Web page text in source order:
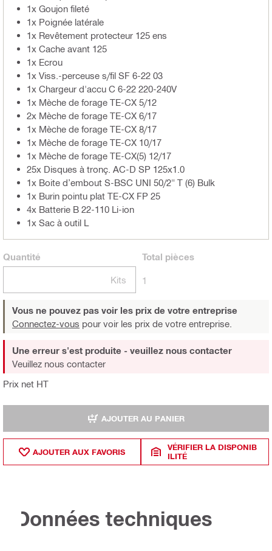
1x Goujon fileté
1x Poignée latérale
1x Revêtement protecteur 125 ens
1x Cache avant 125
1x Ecrou
1x Viss.-perceuse s/fil SF 6-22 03
1x Chargeur d'accu C 6-22 220-240V
1x Mèche de forage TE-CX 5/12
2x Mèche de forage TE-CX 6/17
1x Mèche de forage TE-CX 8/17
1x Mèche de forage TE-CX 10/17
1x Mèche de forage TE-CX(5) 12/17
25x Disques à tronç. AC-D SP 125x1.0
1x Boite d’embout S-BSC UNI 50/2" T (6) Bulk
1x Burin pointu plat TE-CX FP 25
4x Batterie B 22-110 Li-ion
1x Sac à outil L
Quantité
Kits
Total pièces
1
Vous ne pouvez pas voir les prix de votre entreprise
Connectez-vous pour voir les prix de votre entreprise.
Prix net HT
Une erreur s'est produite - veuillez nous contacter
Veuillez nous contacter
AJOUTER AU PANIER
AJOUTER AUX FAVORIS
VÉRIFIER LA DISPONIB
ILITÉ
Données techniques